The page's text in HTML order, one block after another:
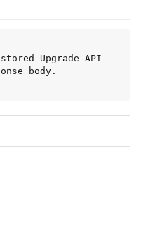
Upgrade API
body.